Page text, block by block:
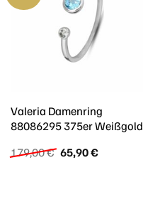
Valeria Damenring
88086295 375er Weißgold
179,00€ Ursprünglicher
Preis
65,90€Aktueller